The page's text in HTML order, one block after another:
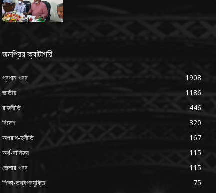
জনপ্রিয় ক্যাটাগরি
প্রধান খবর
1908
জাতীয়
1186
রাজনীতি
446
বিদেশ
320
অপরাধ-দুর্নীতি
167
অর্থ-বানিজ্য
115
জেলার খবর
115
শিক্ষা-তথ্যপ্রযুক্তি
75